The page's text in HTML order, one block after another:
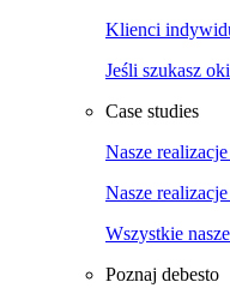
Klienci
Jeśli szukasz
Case studies
Nasze
Nasze
Wszystkie
Poznaj debesto